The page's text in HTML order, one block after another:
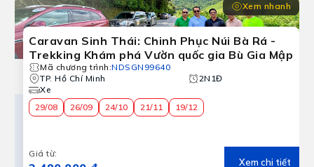
Xem nhanh
Caravan Sinh Thái: Chinh Phục Núi Bà Rá -
Trekking Khám phá Vườn quốc gia Bù Gia Mập
Mã chương trình:NDSGN99640
TP. Hồ Chí Minh
2N1Đ
Xe
29/08
26/09 24/10 21/11 19/12
Giá từ:
Xem chi tiết